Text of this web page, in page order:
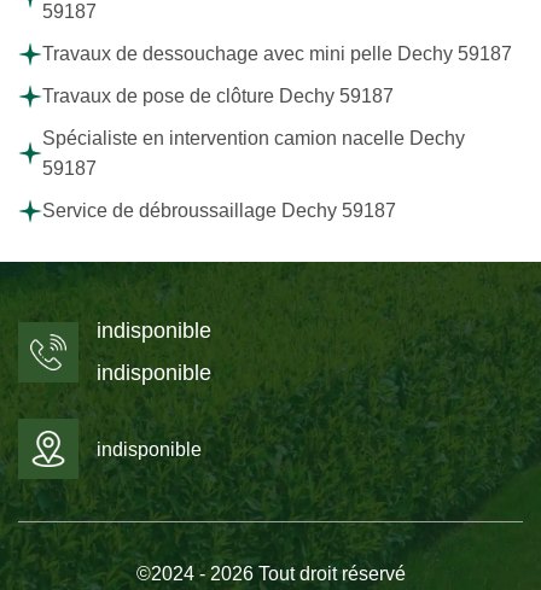
59187
Travaux de dessouchage avec mini pelle Dechy 59187
Travaux de pose de clôture Dechy 59187
Spécialiste en intervention camion nacelle Dechy
59187
Service de débroussaillage Dechy 59187
indisponible
indisponible
indisponible
©2024 - 2026 Tout droit réservé